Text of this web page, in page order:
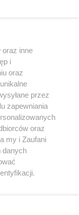
Youtube
oraz inne
i
oraz
przez
zapewniania
oraz
my i Zaufani
danych